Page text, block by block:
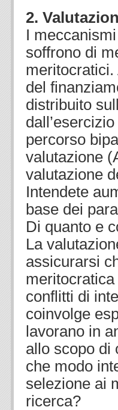
2.
I
soffrono di
del
distribuito
percorso
valutazione
valutazione
Intendete
base dei
Di quanto e
La
assicurarsi
conflitti di
coinvolge
lavorano in
allo scopo di
che modo
selezione ai
ricerca?